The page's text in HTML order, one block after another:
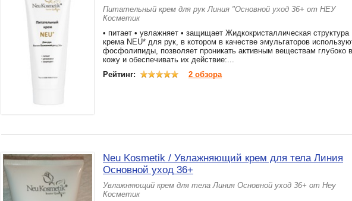
Питательный крем для рук Линия "Основной уход 36+ от НЕУ
Косметик
• питает • увлажняет • защищает Жидкокристаллическая структура
крема NEU* для рук, в котором в качестве эмульгаторов
фосфолипиды, позволяет проникать активным веществам глубоко в
кожу и обеспечивать их действие:...
Рейтинг:
2 обзора
Neu Kosmetik / Увлажняющий крем для тела Линия
Основной уход 36+
Увлажняющий крем для тела Линия Основной уход 36+ от Неу
Косметик